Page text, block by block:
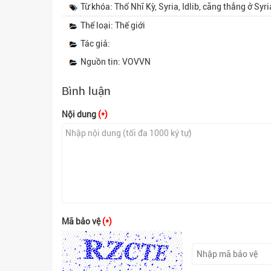
Từ khóa: Thổ Nhĩ Kỳ, Syria, Idlib, căng thẳng ở
Thể loại: Thế giới
Tác giả:
Nguồn tin: VOVVN
Bình luận
Nội dung (*)
Mã bảo vệ(*)